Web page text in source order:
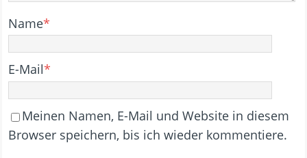
Name*
E-Mail*
Meinen Namen, E-Mail und Website in diesem
Browser speichern, bis ich wieder kommentiere.